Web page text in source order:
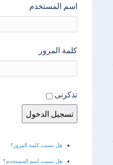
اسم المستخدم
كلمة المرور
تذكرنى
هل نسيت كلمة المرور؟
هل نسيت اسم المستخدم؟